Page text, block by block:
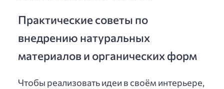
Практические советы по
внедрению натуральных
материалов и органических форм
Чтобы реализовать идеи в своём интерьере,